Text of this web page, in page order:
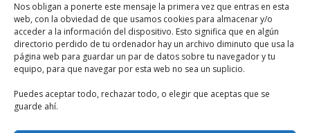
Nos obligan a ponerte este mensaje la primera vez que entras en esta
web, con la obviedad de que usamos cookies para almacenar y/o
acceder a la información del dispositivo. Esto significa que en algún
directorio perdido de tu ordenador hay un archivo diminuto que usa la
página web para guardar un par de datos sobre tu navegador y tu
equipo, para que navegar por esta web no sea un suplicio.
Puedes aceptar todo, rechazar todo, o elegir que aceptas que se
guarde ahí.